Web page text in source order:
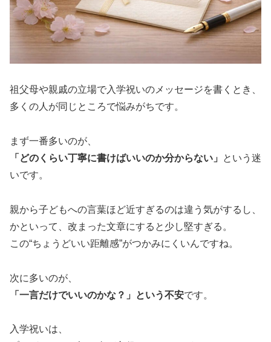
祖父母や親戚の立場で入学祝いのメッセージを書くとき、
多くの人が同じところで悩みがちです。
まず一番多いのが、
「どのくらい丁寧に書けばいいのか分からない」
という迷
いです。
親から子どもへの言葉ほど近すぎるのは違う気がするし、
かといって、改まった文章にすると少し堅すぎる。
この“ちょうどいい距離感”がつかみにくいんですね。
次に多いのが、
「一言だけでいいのかな？」という不安です。
入学祝いは、